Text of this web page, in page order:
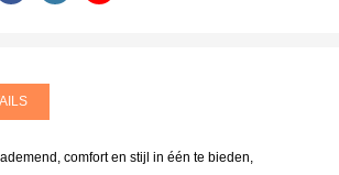
comfort en stijl in één te bieden,